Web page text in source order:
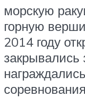
морскую
горную
2014 году
закрывались